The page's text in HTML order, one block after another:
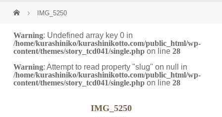
IMG_5250
Warning: Undefined array key 0 in
/home/kurashiniko/kurashinikotto.com/public_html/wp-
content/themes/story_tcd041/single.php on line28
Warning: Attempt to read property "slug" on null in
/home/kurashiniko/kurashinikotto.com/public_html/wp-
content/themes/story_tcd041/single.php on line28
IMG_5250